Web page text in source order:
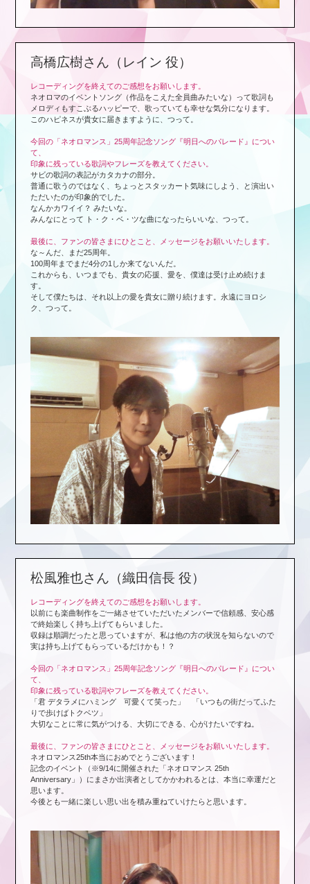
高橋広樹さん（レイン 役）
レコーディングを終えてのご感想をお願いします。
ネオロマのイベントソング（作品をこえた全員曲みたいな）って歌詞も
メロディもすこぶるハッピーで、歌っていても幸せな気分になります。
このハピネスが貴女に届きますように、つって。
今回の「ネオロマンス」25周年記念ソング『明日へのパレード』につい
て、
印象に残っている歌詞やフレーズを教えてください。
サビの歌詞の表記がカタカナの部分。
普通に歌うのではなく、ちょっとスタッカート気味にしよう、と演出い
ただいたのが印象的でした。
なんかカワイイ？ みたいな。
みんなにとって ト・ク・ベ・ツな曲になったらいいな、つって。
最後に、ファンの皆さまにひとこと、メッセージをお願いいたします。
な～んだ、まだ25周年。
100周年までまだ4分の1しか来てないんだ。
これからも、いつまでも、貴女の応援、愛を、僕達は受け止め続けま
す。
そして僕たちは、それ以上の愛を貴女に贈り続けます。永遠にヨロシ
ク、つって。
松風雅也さん（織田信長 役）
レコーディングを終えてのご感想をお願いします。
以前にも楽曲制作をご一緒させていただいたメンバーで信頼感、安心感
で終始楽しく持ち上げてもらいました。
収録は順調だったと思っていますが、私は他の方の状況を知らないので
実は持ち上げてもらっているだけかも！？
今回の「ネオロマンス」25周年記念ソング『明日へのパレード』につい
て、
印象に残っている歌詞やフレーズを教えてください。
「君 デタラメにハミング 可愛くて笑った」 「いつもの街だってふた
りで歩けばトクベツ」
大切なことに常に気がつける、大切にできる、心がけたいですね。
最後に、ファンの皆さまにひとこと、メッセージをお願いいたします。
ネオロマンス25th本当におめでとうございます！
記念のイベント（※9/14に開催された「ネオロマンス 25th
Anniversary」）にまさか出演者としてかかわれるとは、本当に幸運だと
思います。
今後とも一緒に楽しい思い出を積み重ねていけたらと思います。